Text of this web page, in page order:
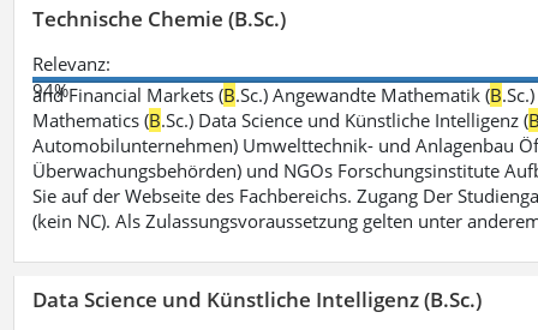
Technische Chemie (B.Sc.)
Relevanz:
94%
and Financial Markets (B.Sc.) Angewandte Mathematik (B
Mathematics (B.Sc.) Data Science und Künstliche Intelligenz (
Automobilunternehmen) Umwelttechnik- und Anlagenbau
Überwachungsbehörden) und NGOs Forschungsinstitute
Sie auf der Webseite des Fachbereichs. Zugang Der
(kein NC). Als Zulassungsvoraussetzung gelten unter
Data Science und Künstliche Intelligenz (B.Sc.)